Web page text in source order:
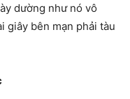
dường như nó vô
giây bên mạn phải tàu